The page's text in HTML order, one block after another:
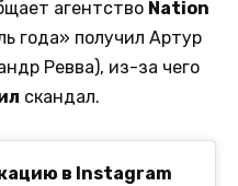
агентство Nation
года» получил Артур
Ревва), из-за чего
скандал.
в Instagram